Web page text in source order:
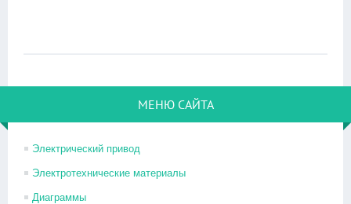
МЕНЮ САЙТА
Электрический привод
Электротехнические материалы
Диаграммы